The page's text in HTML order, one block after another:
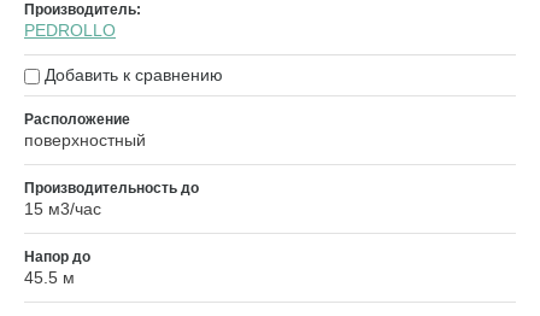
Производитель:
PEDROLLO
Добавить к сравнению
Расположение
поверхностный
Производительность до
15 м3/час
Напор до
45.5 м